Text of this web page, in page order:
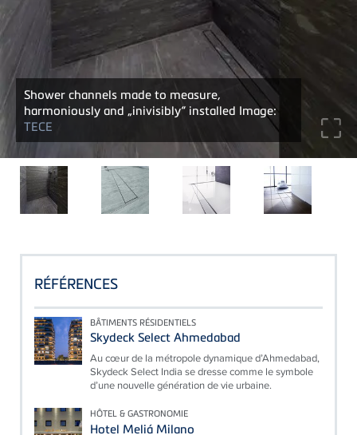
Shower channels made to measure,
harmoniously and „inivisibly“ installed Image:
TECE
RÉFÉRENCES
BÂTIMENTS RÉSIDENTIELS
Skydeck Select Ahmedabad
Au cœur de la métropole dynamique d’Ahmedabad,
Skydeck Select India se dresse comme le symbole
d’une nouvelle génération de vie urbaine.
HÔTEL & GASTRONOMIE
Hotel Meliá Milano